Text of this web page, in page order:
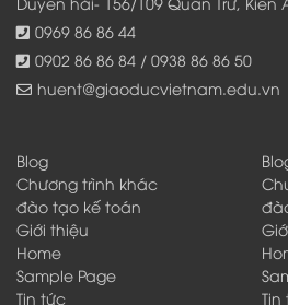
0969 86 86 44
0902 86 86 84 / 0938 86 86 50
huent@giaoducvietnam.edu.vn
Blog
Chương trình khác
đào tạo kế toán
Giới thiệu
Home
Sample Page
Tin tức